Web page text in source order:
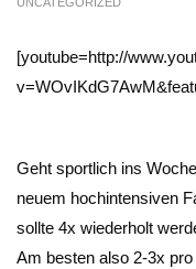
[youtube=http://
Geht sportlich ins
neuem hochintensiven
sollte 4x wiederholt
Am besten also 2-3x